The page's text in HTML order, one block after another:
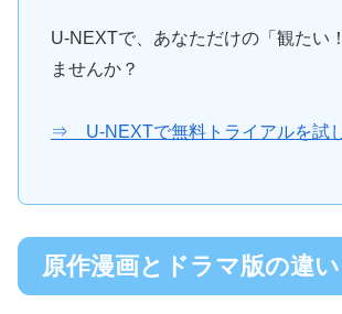
U-NEXTで、あなただけの「観たい
ませんか？
⇒ U-NEXTで無料トライアルを試し
原作漫画とドラマ版の違い